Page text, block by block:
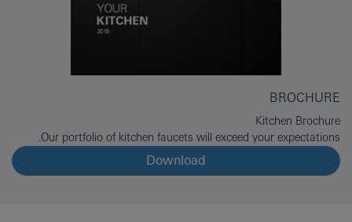
BROCHURE
Kitchen Brochure
Our portfolio of kitchen faucets will exceed your expectations.
Download